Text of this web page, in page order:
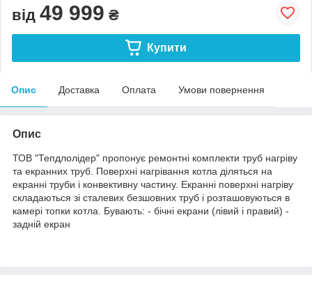
від 49 999 ₴
Купити
Опис Доставка Оплата Умови повернення
Опис
ТОВ "Тепдлолідер" пропонує ремонтні комплекти труб нагріву
та екранних труб. Поверхні нагрівання котла діляться на
екранні труби і конвективну частину. Екранні поверхні нагріву
складаються зі сталевих безшовних труб і розташовуються в
камері топки котла. Бувають: - бічні екрани (лівий і правий) -
задній екран